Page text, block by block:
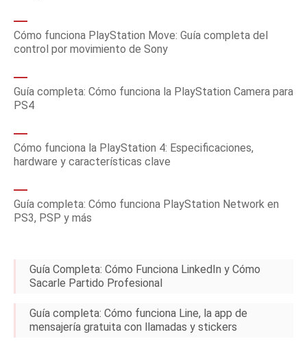
Cómo funciona PlayStation Move: Guía completa del
control por movimiento de Sony
Guía completa: Cómo funciona la PlayStation Camera para
PS4
Cómo funciona la PlayStation 4: Especificaciones,
hardware y características clave
Guía completa: Cómo funciona PlayStation Network en
PS3, PSP y más
Guía Completa: Cómo Funciona LinkedIn y Cómo
Sacarle Partido Profesional
Guía completa: Cómo funciona Line, la app de
mensajería gratuita con llamadas y stickers